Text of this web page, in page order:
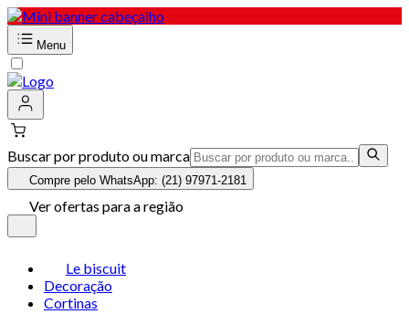
Menu
Buscar por produto ou marca
Compre pelo WhatsApp: (21) 97971-2181
Ver ofertas para a região
Le biscuit
Decoração
Cortinas